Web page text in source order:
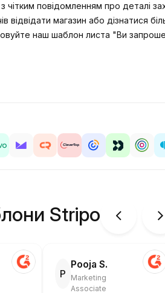
повідомленням про деталі
відвідати магазин або дізнатися
наш шаблон листа "Ви
Stripo
P
Pooja S.
Marketing
Associate